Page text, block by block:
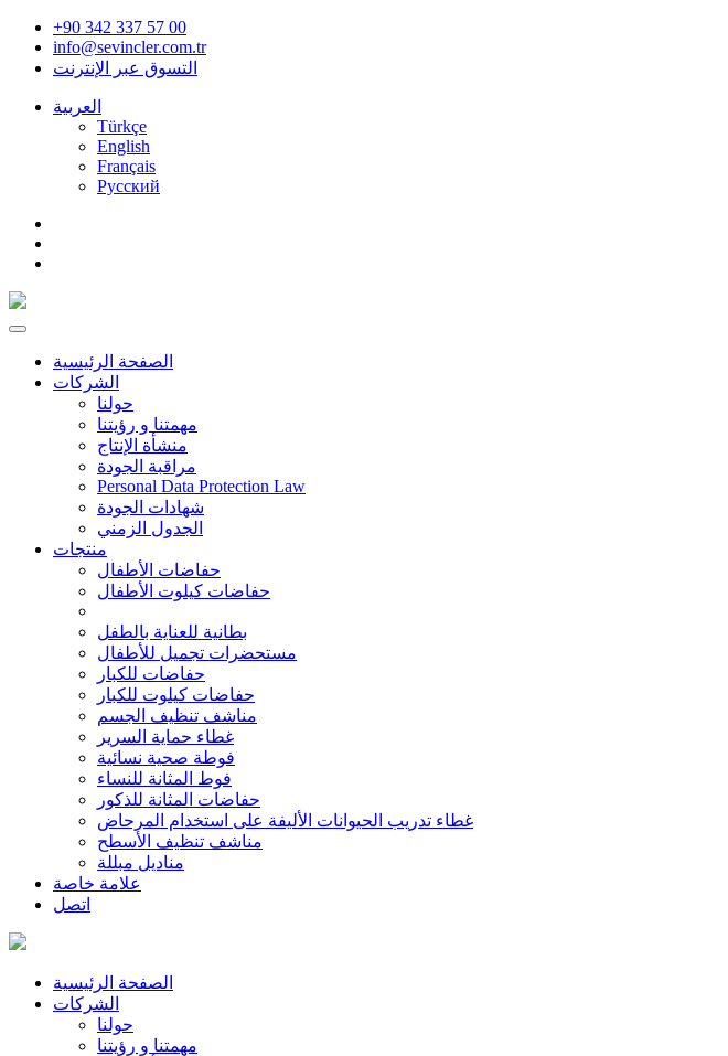
+90 342 337 57 00
info@sevincler.com.tr
التسوق عبر الإنترنت
العربية
Türkçe
English
Français
Pусский
الصفحة الرئيسية
الشركات
حولنا
مهمتنا و رؤيتنا
منشأة الإنتاج
مراقبة الجودة
Personal Data Protection Law
شهادات الجودة
الجدول الزمني
منتجات
حفاضات الأطفال
حفاضات كيلوت الأطفال
بطانية للعناية بالطفل
مستحضرات تجميل للأطفال
حفاضات للكبار
حفاضات كيلوت للكبار
مناشف تنظيف الجسم
غطاء حماية السرير
فوطة صحية نسائية
فوط المثانة للنساء
حفاضات المثانة للذكور
غطاء تدريب الحيوانات الأليفة على استخدام المرحاض
مناشف تنظيف الأسطح
مناديل مبللة
علامة خاصة
اتصل
الصفحة الرئيسية
الشركات
حولنا
مهمتنا و رؤيتنا